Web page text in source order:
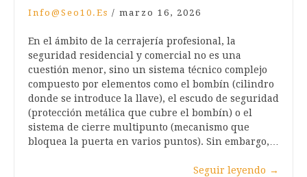
Info@seo10.es / marzo 16, 2026
En el ámbito de la cerrajería profesional, la
seguridad residencial y comercial no es una
cuestión menor, sino un sistema técnico complejo
compuesto por elementos como el bombín (cilindro
donde se introduce la llave), el escudo de seguridad
(protección metálica que cubre el bombín) o el
sistema de cierre multipunto (mecanismo que
bloquea la puerta en varios puntos). Sin embargo,…
Seguir leyendo →